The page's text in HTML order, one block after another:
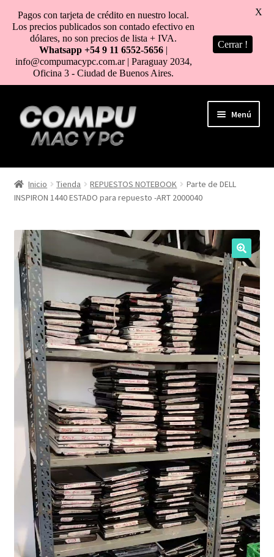
al
contenido
Menú
HOME
TIENDA
COMO COMPRAR
MI CUENTA
NOSOTROS
SERVICIOS
CONTACTO
Inicio Tienda REPUESTOS NOTEBOOK
Parte de DELL
INSPIRON 1440 ESTADO para repuesto -ART 2000040
Pagos con tarjeta de crédito en nuestro local.
Los precios publicados son contado efectivo en
dólares, no son precios de lista + IVA.
Whatsapp +54 9 11 6552-5656 |
info@compumacypc.com.ar | Paraguay 2034,
Oficina 3 - Ciudad de Buenos Aires.
Cerrar !
X